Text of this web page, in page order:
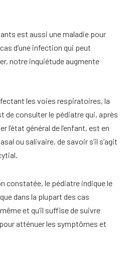
est aussi une maladie pour
d’une infection qui peut
notre inquiétude augmente
les voies respiratoires, la
de consulter le pédiatre qui, après
l’état général de l’enfant, est en
ou salivaire, de savoir s’il s’agit
constatée, le pédiatre indique le
dans la plupart des cas
et qu’il suffise de suivre
atténuer les symptômes et